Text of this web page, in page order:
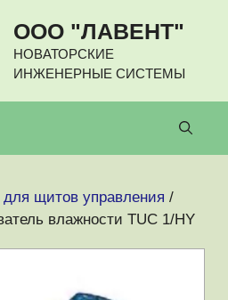
ООО "ЛАВЕНТ"
НОВАТОРСКИЕ
ИНЖЕНЕРНЫЕ СИСТЕМЫ
щитов управления /
влажности TUC 1/HY